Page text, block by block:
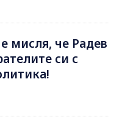
мисля, че Радев
си с